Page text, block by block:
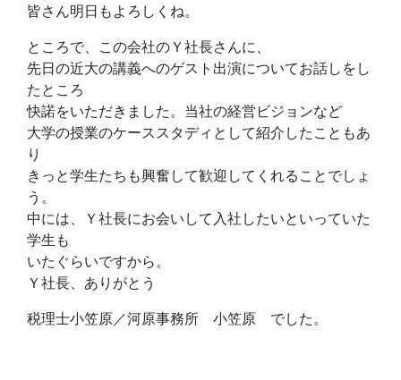
皆さん明日もよろしくね。
ところで、この会社のＹ社長さんに、
先日の近大の講義へのゲスト出演についてお話しをし
たところ
快諾をいただきました。当社の経営ビジョンなど
大学の授業のケーススタディとして紹介したこともあ
り
きっと学生たちも興奮して歓迎してくれることでしょ
う。
中には、Ｙ社長にお会いして入社したいといっていた
学生も
いたぐらいですから。
Ｙ社長、ありがとう
税理士小笠原／河原事務所 小笠原 でした。